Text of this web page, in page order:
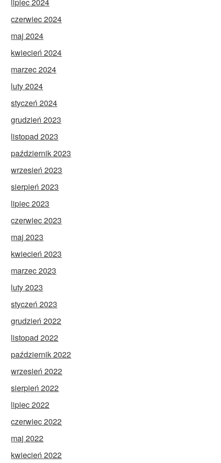
czerwiec 2024
maj 2024
kwiecień 2024
marzec 2024
luty 2024
styczeń 2024
grudzień 2023
listopad 2023
październik 2023
wrzesień 2023
sierpień 2023
lipiec 2023
czerwiec 2023
maj 2023
kwiecień 2023
marzec 2023
luty 2023
styczeń 2023
grudzień 2022
listopad 2022
październik 2022
wrzesień 2022
sierpień 2022
lipiec 2022
czerwiec 2022
maj 2022
kwiecień 2022